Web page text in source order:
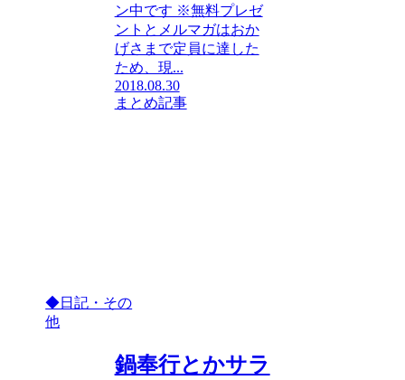
ン中です ※無料プレゼ
ントとメルマガはおか
げさまで定員に達した
ため、現...
2018.08.30
まとめ記事
◆日記・その
他
鍋奉行とかサラ